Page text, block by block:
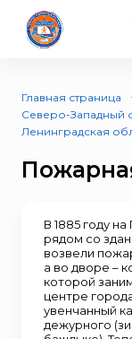
Главная страница
Северо-Западный
Ленинградская
В 1885 году
рядом со
возвели
а во дворе –
которой
центре
увенчанный
дежурного